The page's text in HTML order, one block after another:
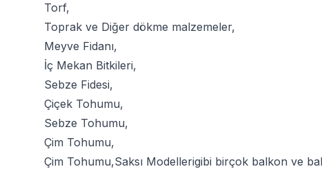
Torf,
Toprak ve Diğer dökme malzemeler,
Meyve Fidanı,
İç Mekan Bitkileri,
Sebze Fidesi,
Çiçek Tohumu,
Sebze Tohumu,
Çim Tohumu,
Çim Tohumu,Saksı Modellerigibi birçok balkon ve